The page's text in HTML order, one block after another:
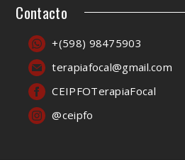
Contacto
+(598) 98475903
terapiafocal@gmail.com
CEIPFOTerapiaFocal
@ceipfo